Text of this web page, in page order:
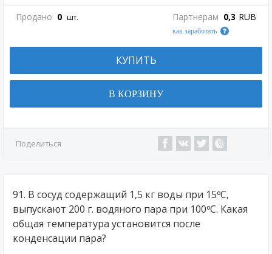
Продано 0 шт. Партнерам 0,3 RUB
как заработать
КУПИТЬ
В КОРЗИНУ
Поделиться
91. В сосуд содержащий 1,5 кг воды при 15ºС,
выпускают 200 г. водяного пара при 100ºС. Какая
общая температура установится после
конденсации пара?